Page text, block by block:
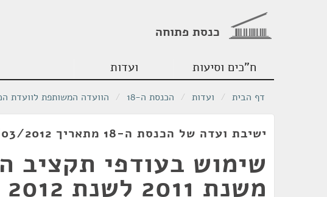
כנסת פתוחה
ח"כים וסיעות ועדות
דף הבית / ועדות / הכנסת ה-18 / הוועדה המשותפת לוועדת
ישיבת ועדה של הכנסת ה-18 מתאריך 12/03/2012
שימוש בעודפי תקציב
משנת 2011 לשנת 2012